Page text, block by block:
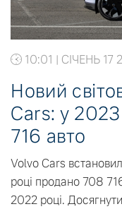
10:01 | СІЧЕНЬ 17
Новий
Cars: у
716 авто
Volvo Cars
році продано 708
2022 році.